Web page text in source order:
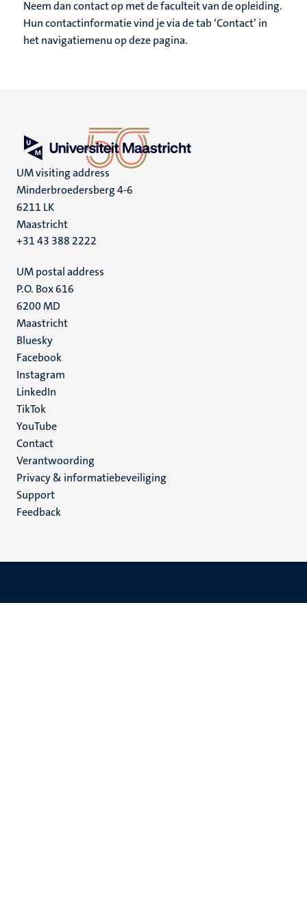
Neem dan contact op met de faculteit van de opleiding.
Hun contactinformatie vind je via de tab ‘Contact’ in
het navigatiemenu op deze pagina.
UM visiting address
Minderbroedersberg 4-6
6211 LK
Maastricht
+31 43 388 2222
UM postal address
P.O. Box 616
6200 MD
Maastricht
Social
media
Bluesky
Facebook
Instagram
LinkedIn
TikTok
YouTube
Menu
footer
(NL)
Contact
Verantwoording
Privacy & informatiebeveiliging
Support
Feedback